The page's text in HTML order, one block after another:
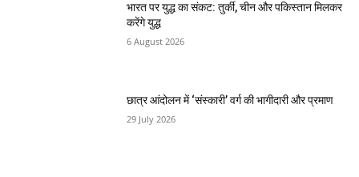
भारत पर युद्ध का संकट: तुर्की, चीन और पकिस्तान मिलकर
करेंगे युद्ध
6 August 2026
छात्र आंदोलन में ‘संस्कारी’ वर्ग की भागीदारी और प्रमाण
29 July 2026